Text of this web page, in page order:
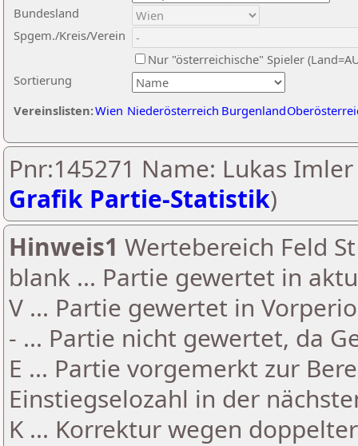
Sortierung
Bundesland
Spgem./Kreis/Verein
Nur "österreichische" Spieler
Vereinslisten:Wien Niederösterreich Burgenland
Pnr:145271 Name: Lukas Imler
Grafik Partie-Statistik)
Hinweis1 Wertebereich Feld
blank ... Partie gewertet in
V ... Partie gewertet in
- ... Partie nicht gewertet, da
E ... Partie vorgemerkt zur
Einstiegselozahl in der
K ... Korrektur wegen